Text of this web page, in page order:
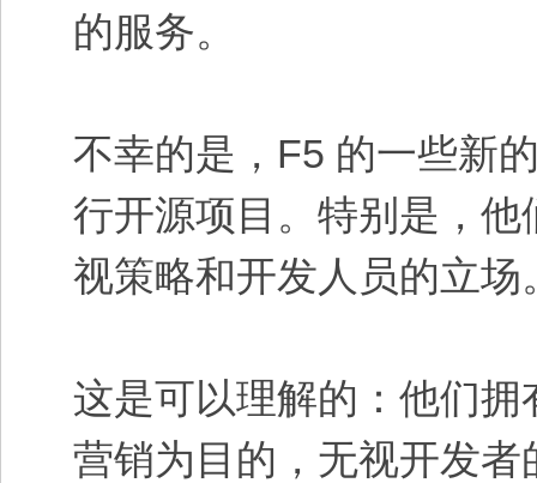
的服务。
不幸的是，F5 的一些新
行开源项目。特别是，
视策略和开发人员的立场
这是可以理解的：他们
营销为目的，无视开发